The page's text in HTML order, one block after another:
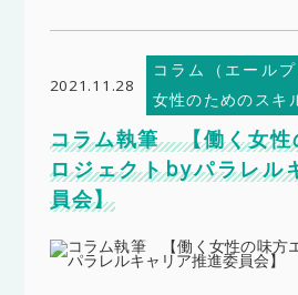
2021.11.28
コラム（エール
女性のためのスキ
コラム執筆 【働く女性
ロジェクトbyパラレル
員会】